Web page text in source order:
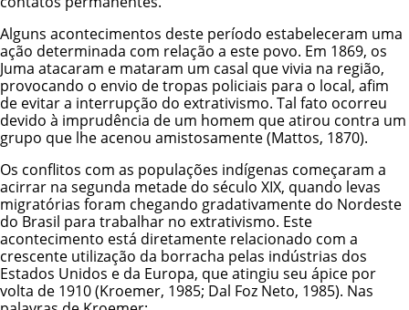
Alguns acontecimentos deste período estabeleceram uma
ação determinada com relação a este povo. Em 1869, os
Juma atacaram e mataram um casal que vivia na região,
provocando o envio de tropas policiais para o local, afim
de evitar a interrupção do extrativismo. Tal fato ocorreu
devido à imprudência de um homem que atirou contra um
grupo que lhe acenou amistosamente (Mattos, 1870).
Os conflitos com as populações indígenas começaram a
acirrar na segunda metade do século XIX, quando levas
migratórias foram chegando gradativamente do Nordeste
do Brasil para trabalhar no extrativismo. Este
acontecimento está diretamente relacionado com a
crescente utilização da borracha pelas indústrias dos
Estados Unidos e da Europa, que atingiu seu ápice por
volta de 1910 (Kroemer, 1985; Dal Foz Neto, 1985). Nas